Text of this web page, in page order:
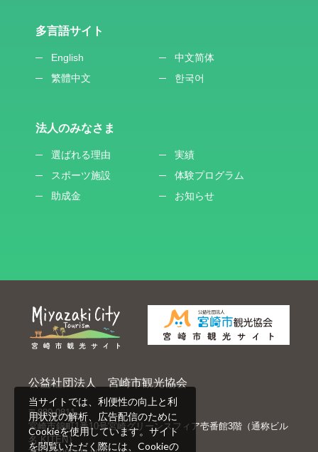
多言語サイト
English
中文简体
繁體中文
한국어
法人のみなさま
選ばれる理由
実績
スポーツ施設
体験プログラム
助成金
お知らせ
公益社団法人 宮崎市観光協会
〒880-0811
宮崎市錦町1番10号宮崎グリーンスフィア壱番館3階（通称ビル
名 KITEN）
当サイトでは、利便性の向上と利
用状況の解析、広告配信のために
Cookieを使用しています。サイト
を閲覧いただく際には、Cookieの